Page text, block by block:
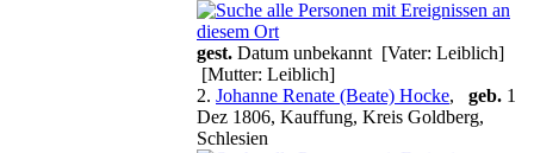
gest. Datum unbekannt [Vater: Leiblich]
[Mutter: Leiblich]
2. Johanne Renate (Beate) Hocke, geb. 1
Dez 1806, Kauffung, Kreis Goldberg,
Schlesien